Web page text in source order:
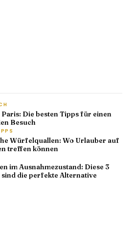
Die besten Tipps für einen
Besuch
Würfelquallen: Wo Urlauber auf
treffen können
im Ausnahmezustand: Diese 3
sind die perfekte Alternative